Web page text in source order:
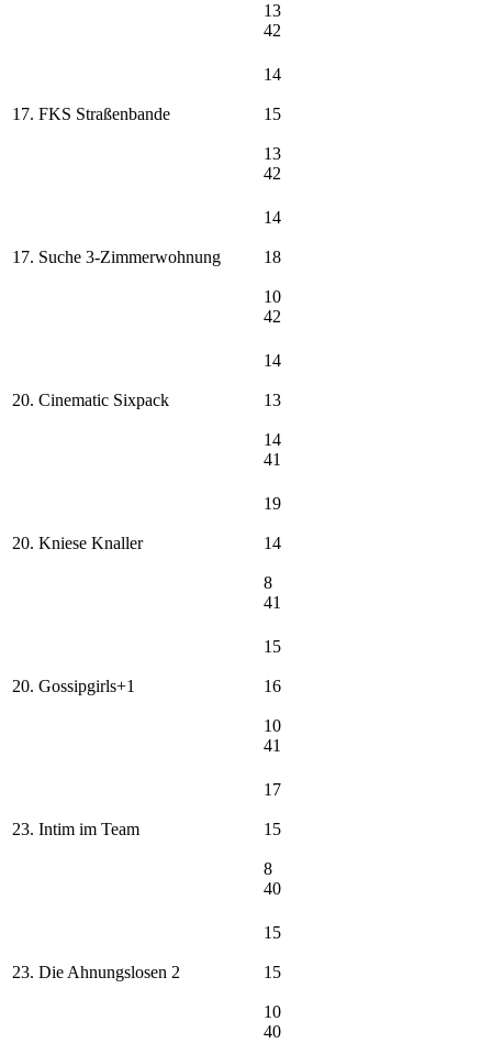
13
42
17. FKS Straßenbande
14
15
13
42
17. Suche 3-Zimmerwohnung
14
18
10
42
20. Cinematic Sixpack
14
13
14
41
20. Kniese Knaller
19
14
8
41
20. Gossipgirls+1
15
16
10
41
23. Intim im Team
17
15
8
40
23. Die Ahnungslosen 2
15
15
10
40